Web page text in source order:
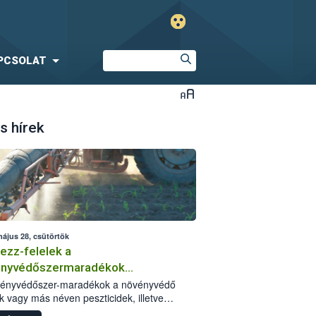
hírek
28, csütörtök
felelek a
kockázatáról
maradékok a növényvédő
vagy más néven peszticidek, illetve
kis mennyiségei, melyek a